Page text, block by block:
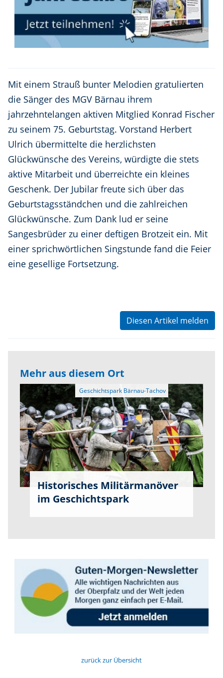
Mit einem Strauß bunter Melodien gratulierten
die Sänger des MGV Bärnau ihrem
jahrzehntelangen aktiven Mitglied Konrad Fischer
zu seinem 75. Geburtstag. Vorstand Herbert
Ulrich übermittelte die herzlichsten
Glückwünsche des Vereins, würdigte die stets
aktive Mitarbeit und überreichte ein kleines
Geschenk. Der Jubilar freute sich über das
Geburtstagsständchen und die zahlreichen
Glückwünsche. Zum Dank lud er seine
Sangesbrüder zu einer deftigen Brotzeit ein. Mit
einer sprichwörtlichen Singstunde fand die Feier
eine gesellige Fortsetzung.
Diesen Artikel melden
Mehr aus diesem Ort
Geschichtspark Bärnau-Tachov
Historisches Militärmanöver
im Geschichtspark
zurück zur Übersicht